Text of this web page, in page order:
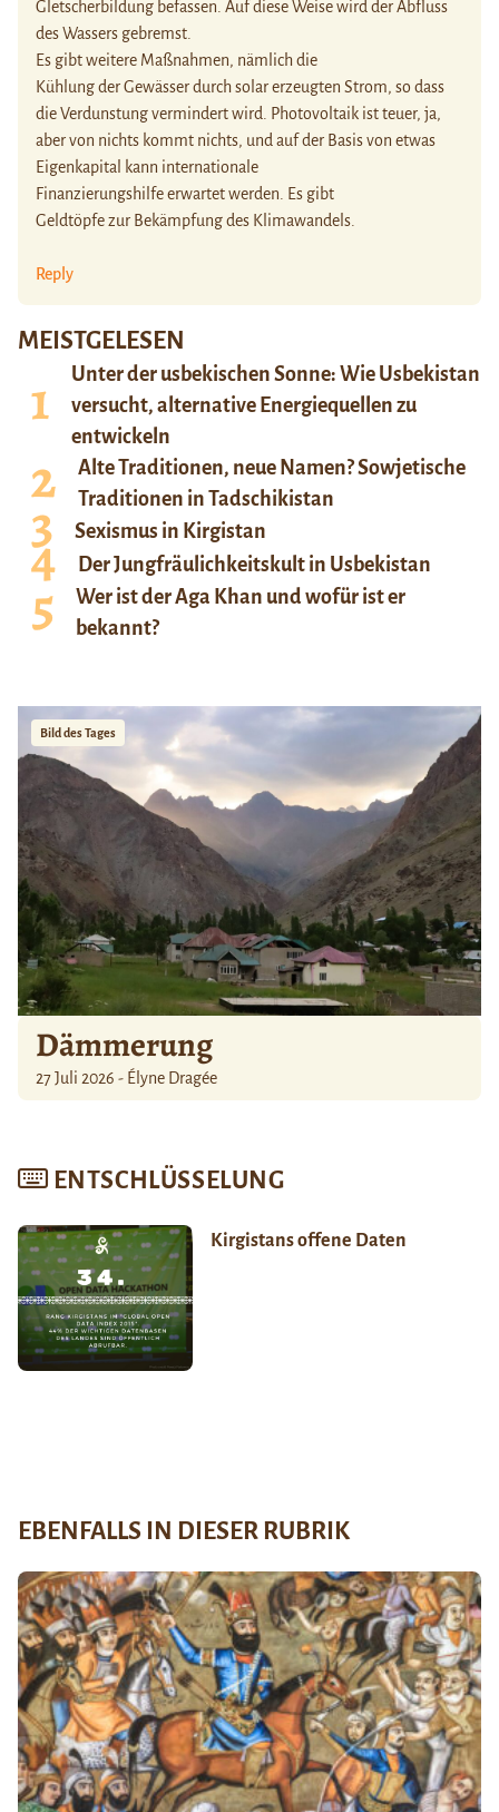
MEISTGELESEN
Unter der usbekischen Sonne: Wie Usbekistan
versucht, alternative Energiequellen zu
entwickeln
Alte Traditionen, neue Namen? Sowjetische
Traditionen in Tadschikistan
Sexismus in Kirgistan
Der Jungfräulichkeitskult in Usbekistan
Wer ist der Aga Khan und wofür ist er
bekannt?
Bild des Tages
Dämmerung
27 Juli 2026 - Élyne Dragée
ENTSCHLÜSSELUNG
Kirgistans offene Daten
Gletscherbildung befassen. Auf diese Weise wird der Abfluss
des Wassers gebremst.
Es gibt weitere Maßnahmen, nämlich die
Kühlung der Gewässer durch solar erzeugten Strom, so dass
die Verdunstung vermindert wird. Photovoltaik ist teuer, ja,
aber von nichts kommt nichts, und auf der Basis von etwas
Eigenkapital kann internationale
Finanzierungshilfe erwartet werden. Es gibt
Geldtöpfe zur Bekämpfung des Klimawandels.
Reply
EBENFALLS IN DIESER RUBRIK